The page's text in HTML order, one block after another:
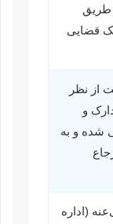
طریق
قضایی
از نظر
و
شده و به
(اداره